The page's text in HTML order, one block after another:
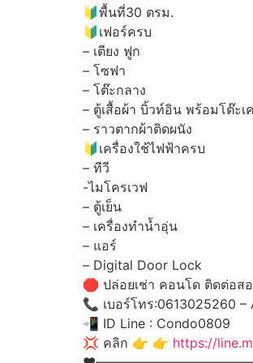
🔰พื้นที่30 ตรม.
🔰 เฟอร์ครบ
– เตียง ฟูก
– โซฟา
– โต๊ะกลาง
– ตู้เสื้อผ้า บิ้วท์อิน พร้อมโต๊ะเ
– ราวตากผ้าติดผนัง
🔰 เครื่องใช้ไฟฟ้าครบ
– ทีวี
-ไมโครเวฟ
– ตู้เย็น
– เครื่องทำน้ำอุ่น
– แอร์
– Digital Door Lock
🛑 ปล่อยเช่า คอนโด ติดต่อส
📞 เบอร์โทร:0613025260 –
📲 ID Line : Condo0809
💢 คลิก 👉 👉 https://